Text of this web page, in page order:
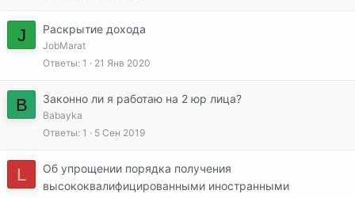
J Раскрытие дохода
JobMarat
Ответы 1 21 Янв 2020
B Законно ли я работаю на 2 юр лица?
Babayka
Ответы 1 5 Сен 2019
L
Об упрощении порядка получения
высококвалифицированными иностранными